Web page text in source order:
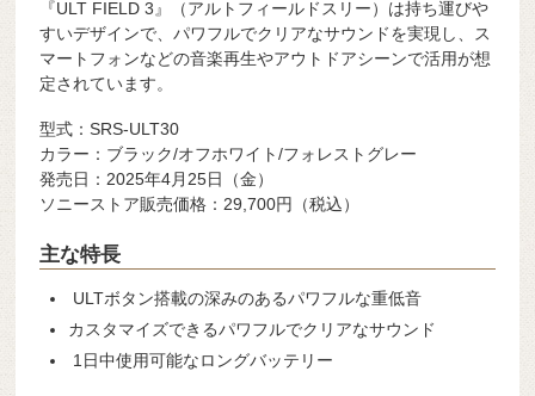
『ULT FIELD 3』（アルトフィールドスリー）は持ち運びや
すいデザインで、パワフルでクリアなサウンドを実現し、ス
マートフォンなどの音楽再生やアウトドアシーンで活用が想
定されています。
型式：SRS-ULT30
カラー：ブラック/オフホワイト/フォレストグレー
発売日：2025年4月25日（金）
ソニーストア販売価格：29,700円（税込）
主な特長
ULTボタン搭載の深みのあるパワフルな重低音
カスタマイズできるパワフルでクリアなサウンド
1日中使用可能なロングバッテリー